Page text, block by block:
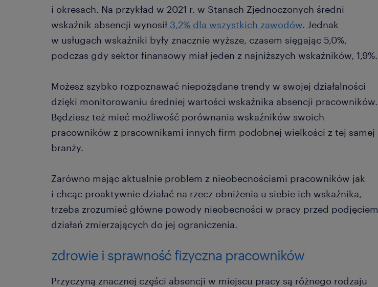
i okresach. Na przykład w 2021 r. w Stanach Zjednoczonych średni
wskaźnik absencji wynosił 3,2% dla wszystkich zawodów. Jednak
w usługach wskaźniki były znacznie wyższe, czasem sięgając 5,0%,
podczas gdy sektor finansowy miał jeden z najniższych wskaźników, 1,9%.
Możesz szybko rozpoznawać niepożądane trendy w swojej działalności
dzięki monitorowaniu średniej wartości wskaźnika absencji pracowników.
Będziesz też mieć możliwość porównania wskaźników swoich
pracowników z pracownikami innych firm podobnej wielkości z tej samej
branży.
Zarówno mając aktualnie problem z nieobecnościami pracowników jak
i chcąc proaktywnie działać na rzecz obniżenia u siebie ich wskaźnika,
trzeba zrozumieć główne powody nieobecności w pracy przed podjęciem
działań zmierzających do jej ograniczenia.
zdrowie i sprawność fizyczna pracowników
Przyczyną znacznej części absencji w miejscu pracy są różnego rodzaju